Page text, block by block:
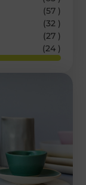
(57 )
(32 )
(27 )
(24 )